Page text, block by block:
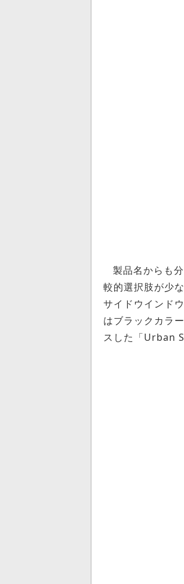
製品名からも
較的選択肢が少
サイドウインド
はブラックカラ
スした「Urban